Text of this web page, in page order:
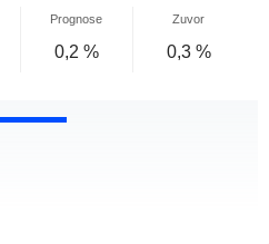
Prognose Zuvor
0,2 % 0,3 %